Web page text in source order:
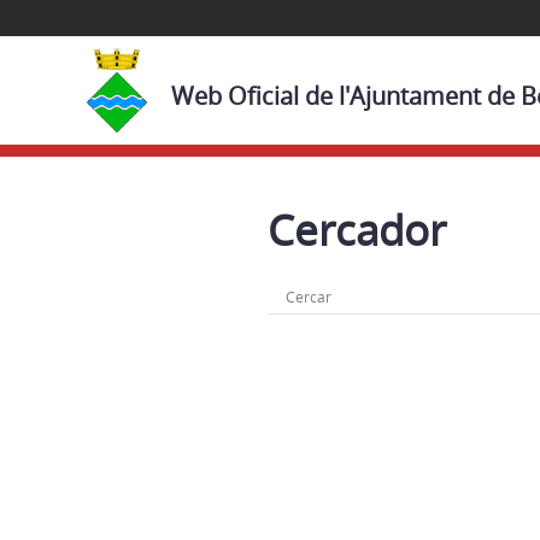
Web Oficial de l'Ajuntament de
Cercador